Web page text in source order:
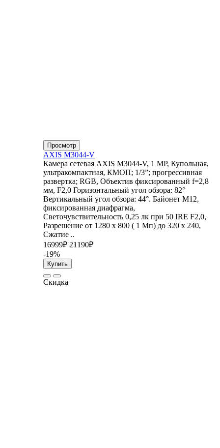
Просмотр
AXIS M3044-V
Камера сетевая AXIS M3044-V, 1 MP, Купольная,
ультракомпактная, КМОП; 1/3”; прогрессивная
развертка; RGB, Объектив фиксированный f=2,8
мм, F2,0 Горизонтальный угол обзора: 82°
Вертикальный угол обзора: 44°. Байонет М12,
фиксированная диафрагма,
Светочувствительность 0,25 лк при 50 IRE F2,0,
Разрешение от 1280 x 800 ( 1 Мп) до 320 x 240,
Сжатие ..
16999₽ 21190₽
-19%
Купить
Скидка